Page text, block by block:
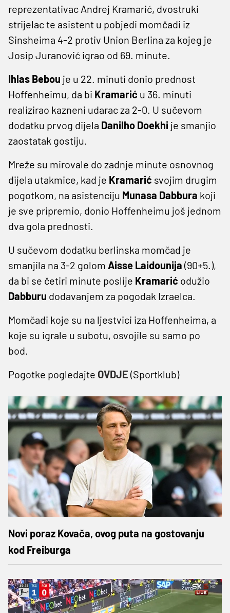
reprezentativac Andrej Kramarić, dvostruki
strijelac te asistent u pobjedi momčadi iz
Sinsheima 4-2 protiv Union Berlina za kojeg je
Josip Juranović igrao od 69. minute.
Ihlas Bebou je u 22. minuti donio prednost
Hoffenheimu, da bi Kramarić u 36. minuti
realizirao kazneni udarac za 2-0. U sučevom
dodatku prvog dijela Danilho Doekhi je smanjio
zaostatak gostiju.
Mreže su mirovale do zadnje minute osnovnog
dijela utakmice, kad je Kramarić svojim drugim
pogotkom, na asistenciju Munasa Dabbura koji
je sve pripremio, donio Hoffenheimu još jednom
dva gola prednosti.
U sučevom dodatku berlinska momčad je
smanjila na 3-2 golom Aisse Laidounija (90+5.),
da bi se četiri minute poslije Kramarić odužio
Dabburu dodavanjem za pogodak Izraelca.
Momčadi koje su na ljestvici iza Hoffenheima, a
koje su igrale u subotu, osvojile su samo po
bod.
Pogotke pogledajte OVDJE (Sportklub)
Novi poraz Kovača, ovog puta na gostovanju
kod Freiburga